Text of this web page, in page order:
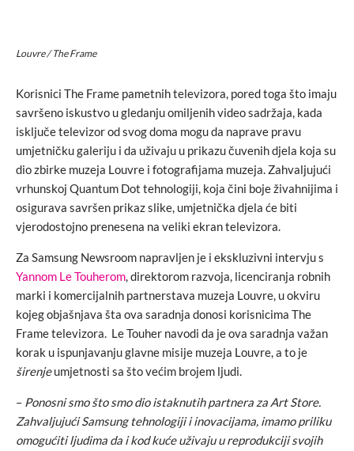
Louvre / The Frame
Korisnici The Frame pametnih televizora, pored toga što imaju
savršeno iskustvo u gledanju omiljenih video sadržaja, kada
isključe televizor od svog doma mogu da naprave pravu
umjetničku galeriju i da uživaju u prikazu čuvenih djela koja su
dio zbirke muzeja Louvre i fotografijama muzeja. Zahvaljujući
vrhunskoj Quantum Dot tehnologiji, koja čini boje živahnijima i
osigurava savršen prikaz slike, umjetnička djela će biti
vjerodostojno prenesena na veliki ekran televizora.
Za Samsung Newsroom napravljen je i ekskluzivni intervju s
Yannom Le Touherom, direktorom razvoja, licenciranja robnih
marki i komercijalnih partnerstava muzeja Louvre, u okviru
kojeg objašnjava šta ova saradnja donosi korisnicima The
Frame televizora. Le Touher navodi da je ova saradnja važan
korak u ispunjavanju glavne misije muzeja Louvre, a to je
širenjeumjetnosti sa što većim brojem ljudi.
– Ponosni smo što smo dio istaknutih partnera za Art Store.
Zahvaljujući Samsung tehnologiji i inovacijama, imamo priliku
omogućiti ljudima da i kod kuće uživaju u reprodukciji svojih